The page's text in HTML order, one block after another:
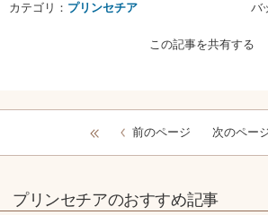
カテゴリ： プリンセチア バ
この記事を共有する
前のページ 次のペー
プリンセチアのおすすめ記事